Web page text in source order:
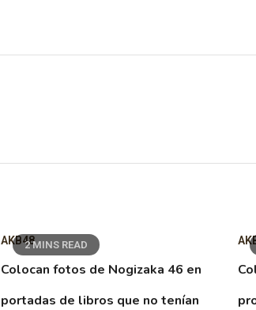
2 MINS READ
AKB48
Colocan fotos de Nogizaka 46 en
portadas de libros que no tenían